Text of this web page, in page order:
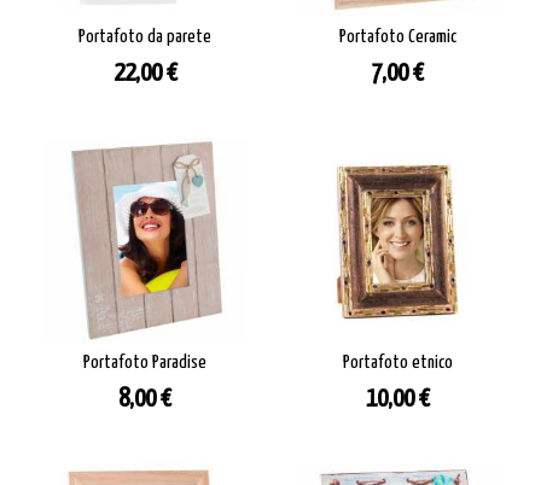
Portafoto da parete
Prezzo
22,00 €
Portafoto Ceramic
Prezzo
7,00 €
Portafoto Paradise
Prezzo
8,00 €
Portafoto etnico
Prezzo
10,00 €